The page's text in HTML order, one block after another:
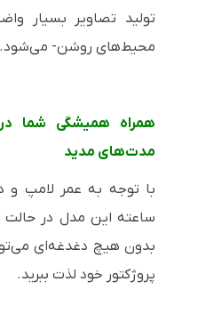
تولید تصاویر بسیار
محیط‌های روشن- می‌شود.
همراه همیشگی شما
مدت‌های مدید
ساعته این مدل در حالت
بدون هیچ دغدغه‌ای
پروژکتور خود لذت ببرید.